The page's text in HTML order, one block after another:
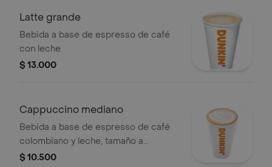
Latte grande
Bebida a base de espresso de café
con leche.
$ 13.000
Cappuccino mediano
Bebida a base de espresso de café
colombiano y leche, tamaño a
elección.
$ 10.500